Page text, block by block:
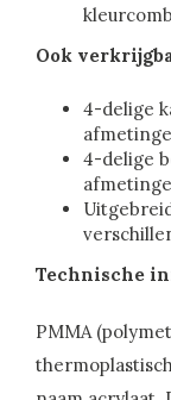
Ook
4-delige
4-delige
Technische
PMMA